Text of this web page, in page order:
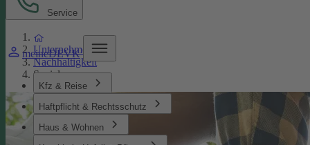
meineDEVK
Kfz & Reise
Haftpflicht & Rechtsschutz
Haus & Wohnen
Service
Unternehmen
Nachhaltigkeit
Soziales